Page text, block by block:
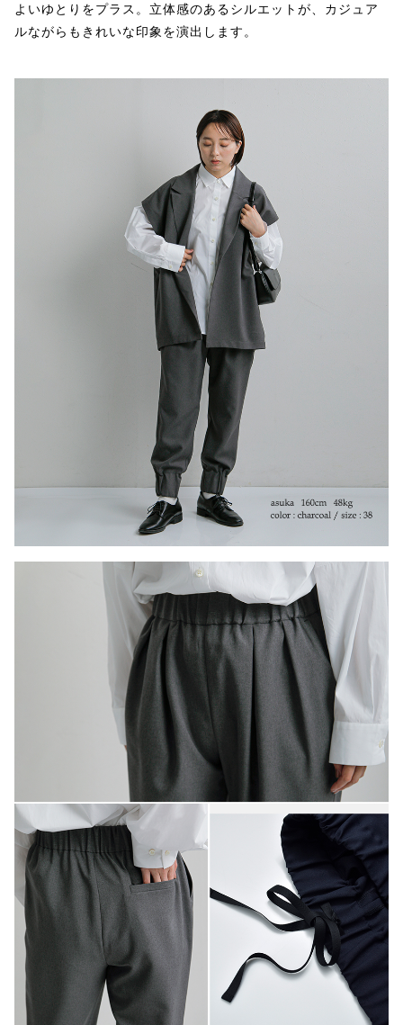
よいゆとりをプラス。立体感のあるシルエットが、カジュア
ルながらもきれいな印象を演出します。